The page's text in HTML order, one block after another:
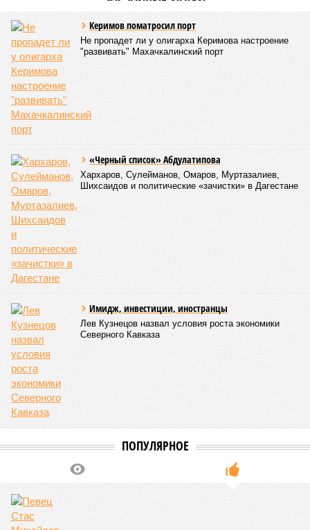
Керимов поматросил порт
Не пропадет ли у олигарха Керимова настроение
"развивать" Махачкалинский порт
«Черный список» Абдулатипова
Хархаров, Сулейманов, Омаров, Муртазалиев,
Шихсаидов и политические «зачистки» в Дагестане
Имидж, инвестиции, иностранцы
Лев Кузнецов назвал условия роста экономики
Северного Кавказа
ПОПУЛЯРНОЕ